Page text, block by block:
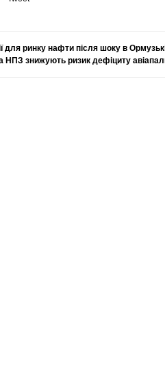
для ринку нафти після шоку в
НПЗ знижують ризик дефіциту